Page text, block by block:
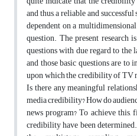
and thus, a reliable and
dependent on a
question. The present research
questions with due regard to
and those basic questions are to
upon which the credibility of TV
Is there any meaningful
media credibility? How do
news program? To achieve
credibility have been